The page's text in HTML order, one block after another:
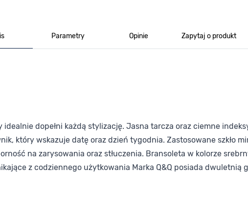
Parametry Opinie Zapytaj o produkt
dopełni każdą stylizację. Jasna tarcza oraz ciemne
który wskazuje datę oraz dzień tygodnia. Zastosowane szkło
na zarysowania oraz stłuczenia. Bransoleta w kolorze
z codziennego użytkowania Marka Q&Q posiada dwuletnią